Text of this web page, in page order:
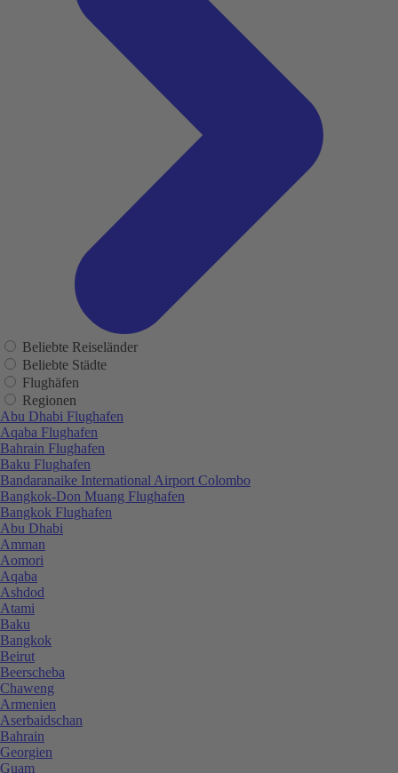
Beliebte Reiseländer
Beliebte Städte
Flughäfen
Regionen
Abu Dhabi Flughafen
Aqaba Flughafen
Bahrain Flughafen
Baku Flughafen
Bandaranaike International Airport Colombo
Bangkok-Don Muang Flughafen
Bangkok Flughafen
Abu Dhabi
Amman
Aomori
Aqaba
Ashdod
Atami
Baku
Bangkok
Beirut
Beerscheba
Chaweng
Armenien
Aserbaidschan
Bahrain
Georgien
Guam